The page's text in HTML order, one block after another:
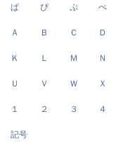
ぱ ぴ ぷ ぺ
Ａ Ｂ Ｃ Ｄ
Ｋ Ｌ Ｍ Ｎ
Ｕ Ｖ Ｗ Ｘ
１ ２ ３ ４
記号